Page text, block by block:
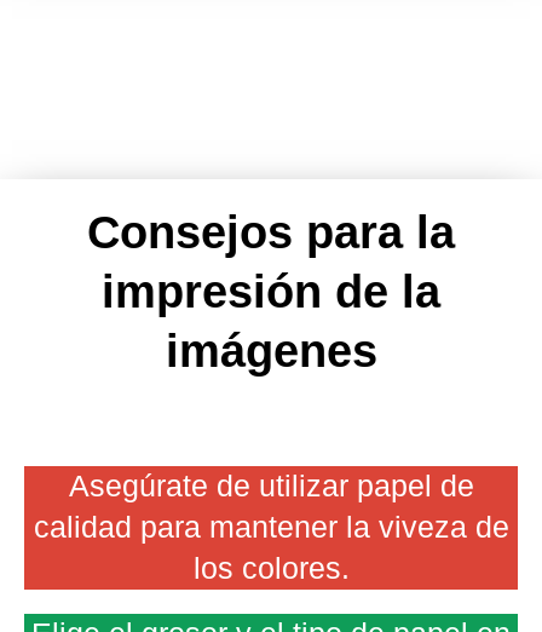
Consejos para la
impresión de la
imágenes
Asegúrate de utilizar papel de
calidad para mantener la viveza de
los colores.